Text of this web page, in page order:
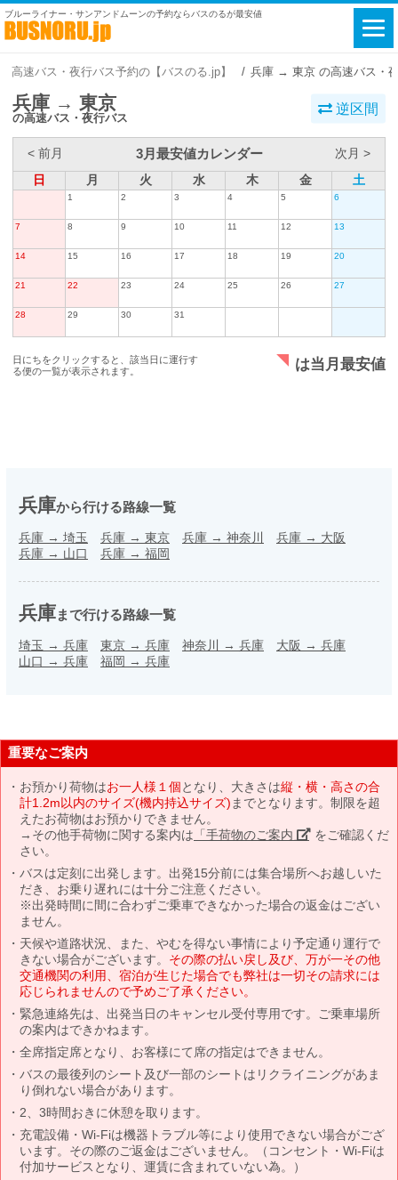
ブルーライナー・サンアンドムーンの予約ならバスのるが最安値
高速バス・夜行バス予約の【バスのる.jp】 兵庫 → 東京 の高速バス・
兵庫 → 東京
の高速バス・夜行バス
逆区間
< 前月 3月最安値カレンダー
次月 >
日
月 火 水 木 金 土
1 2 3 4 5 6
7 8 9 10 11 12 13
14 15 16 17 18 19 20
21 22 23 24 25 26 27
28 29 30 31
日にちをクリックすると、該当日に運行す
る便の一覧が表示されます。
は当月最安値
兵庫から行ける路線一覧
兵庫 → 埼玉 兵庫 → 東京 兵庫 → 神奈川 兵庫 → 大阪
兵庫 → 山口 兵庫 → 福岡
兵庫まで行ける路線一覧
埼玉 → 兵庫 東京 → 兵庫 神奈川 → 兵庫 大阪 → 兵庫
山口 → 兵庫 福岡 → 兵庫
重要なご案内
お預かり荷物はお一人様１個となり、大きさは縦・横・高さの合
計1.2m以内のサイズ(機内持込サイズ) までとなります。制限を超
えたお荷物はお預かりできません。
→その他手荷物に関する案内は 「手荷物のご案内」 をご確認くだ
さい。
バスは定刻に出発します。出発15分前には集合場所へお越しいた
だき、お乗り遅れには十分ご注意ください。
※出発時間に間に合わずご乗車できなかった場合の返金はござい
ません。
天候や道路状況、また、やむを得ない事情により予定通り運行で
きない場合がございます。 その際の払い戻し及び、万が一その他
交通機関の利用、宿泊が生じた場合でも弊社は一切その請求には
応じられませんので予めご了承ください。
緊急連絡先は、出発当日のキャンセル受付専用です。ご乗車場所
の案内はできかねます。
全席指定席となり、お客様にて席の指定はできません。
バスの最後列のシート及び一部のシートはリクライニングがあま
り倒れない場合があります。
2、3時間おきに休憩を取ります。
充電設備・Wi-Fiは機器トラブル等により使用できない場合がござ
います。その際のご返金はございません。（コンセント・Wi-Fiは
付加サービスとなり、運賃に含まれていない為。）